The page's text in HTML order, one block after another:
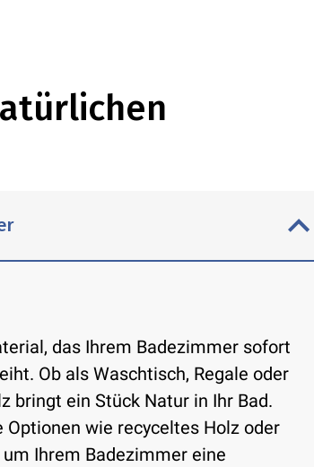
das Ihrem Badezimmer sofort
Ob als Waschtisch, Regale oder
bringt ein Stück Natur in Ihr Bad.
wie recyceltes Holz oder
Ihrem Badezimmer eine